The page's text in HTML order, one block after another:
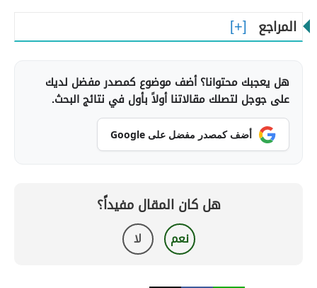
المراجع
هل يعجبك محتوانا؟ أضف موضوع كمصدر مفضل لديك
على جوجل لتصلك مقالاتنا أولاً بأول في نتائج البحث.
أضف كمصدر مفضل على Google
هل كان المقال مفيداً؟
نعم لا